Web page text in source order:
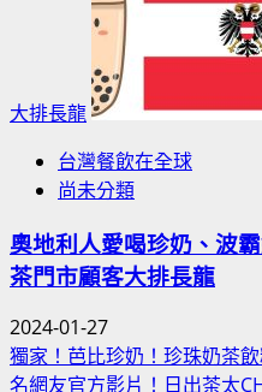
大排長龍
台灣餐飲在全球
尚未分類
奧地利人愛喝珍奶、波
茶門市顧客大排長龍
2024-01-27
獨家！芭比珍奶！珍珠奶茶
名網友官方影片！日出茶太